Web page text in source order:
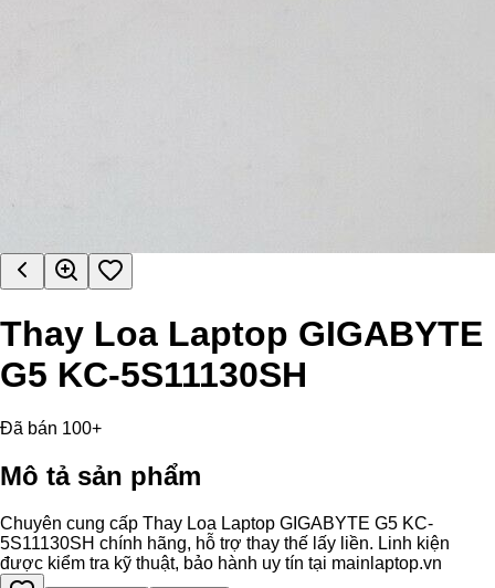
Thay Loa Laptop GIGABYTE
G5 KC-5S11130SH
Đã bán 100+
Mô tả sản phẩm
Chuyên cung cấp Thay Loa Laptop GIGABYTE G5 KC-
5S11130SH chính hãng, hỗ trợ thay thế lấy liền. Linh kiện
được kiểm tra kỹ thuật, bảo hành uy tín tại mainlaptop.vn